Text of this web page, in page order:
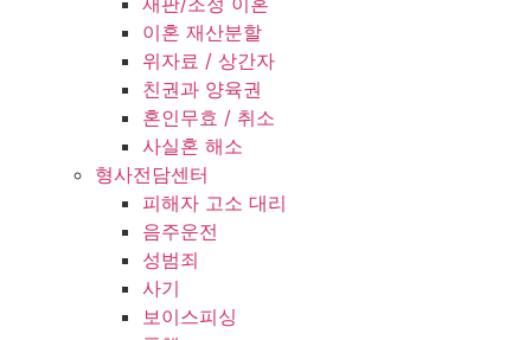
이혼 재산분할
위자료 / 상간자
친권과 양육권
혼인무효 / 취소
사실혼 해소
형사전담센터
피해자 고소 대리
음주운전
성범죄
사기
보이스피싱